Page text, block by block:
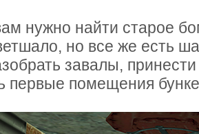
нужно найти старое
но все же есть
завалы,
первые помещения